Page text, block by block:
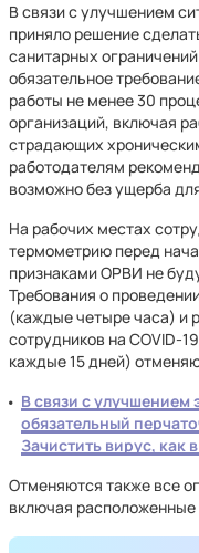
В связи с улучшением
приняло решение
санитарных
обязательное
работы не менее 30
организаций, включая
страдающих
работодателям
возможно без ущерба
На рабочих местах
термометрию перед
признаками ОРВИ не
Требования о
(каждые четыре часа) и
сотрудников на COVID-
каждые 15 дней)
В связи с улучшением
обязательный
Зачистить вирус, как
Отменяются также все
включая